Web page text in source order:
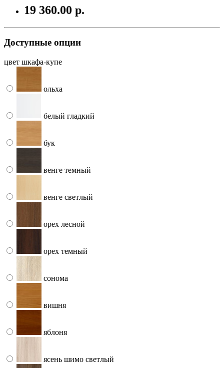
19 360.00 р.
Доступные опции
цвет шкафа-купе
ольха
белый гладкий
бук
венге темный
венге светлый
орех лесной
орех темный
сонома
вишня
яблоня
ясень шимо светлый